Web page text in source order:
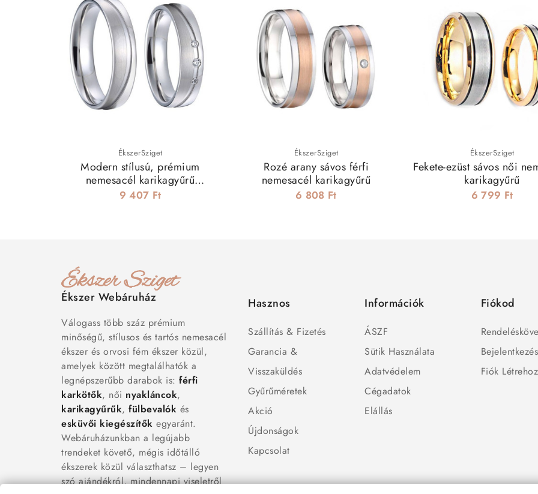
ÉkszerSziget
Modern stílusú, prémium
nemesacél karikagyűrű
férfiaknak
9 407 Ft
ÉkszerSziget
Rozé arany sávos férfi
nemesacél karikagyűrű
6 808 Ft
ÉkszerSziget
Fekete-ezüst sávos női
karikagyűrű
6 799 Ft
Ékszer Webáruház
Válogass több száz prémium
minőségű, stílusos és tartós nemesacél
ékszer és orvosi fém ékszer közül,
amelyek között megtalálhatók a
legnépszerűbb darabok is: férfi
karkötők, női nyakláncok,
karikagyűrűk, fülbevalók és
esküvői kiegészítők egyaránt.
Webáruházunkban a legújabb
trendeket követő, mégis időtálló
ékszerek közül választhatsz – legyen
szó ajándékról, mindennapi viseletről
Hasznos
Szállítás & Fizetés
Garancia &
Visszaküldés
Gyűrűméretek
Akció
Újdonságok
Kapcsolat
Információk
ÁSZF
Sütik Használata
Adatvédelem
Cégadatok
Elállás
Fiókod
Bejelentkezés
Fiók